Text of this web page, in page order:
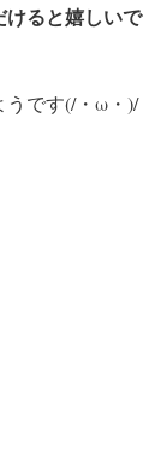
けると嬉しいで
うです(/・ω・)/